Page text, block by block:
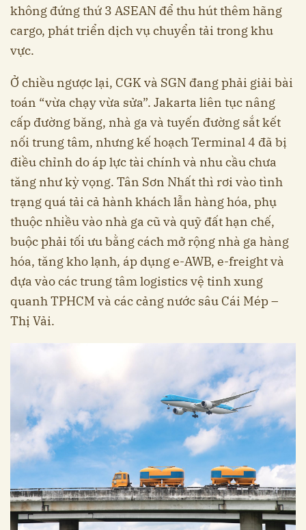
không đứng thứ 3 ASEAN để thu hút thêm hãng
cargo, phát triển dịch vụ chuyển tải trong khu
vực.
Ở chiều ngược lại, CGK và SGN đang phải giải bài
toán “vừa chạy vừa sửa”. Jakarta liên tục nâng
cấp đường băng, nhà ga và tuyến đường sắt kết
nối trung tâm, nhưng kế hoạch Terminal 4 đã bị
điều chỉnh do áp lực tài chính và nhu cầu chưa
tăng như kỳ vọng. Tân Sơn Nhất thì rơi vào tình
trạng quá tải cả hành khách lẫn hàng hóa, phụ
thuộc nhiều vào nhà ga cũ và quỹ đất hạn chế,
buộc phải tối ưu bằng cách mở rộng nhà ga hàng
hóa, tăng kho lạnh, áp dụng e-AWB, e-freight và
dựa vào các trung tâm logistics vệ tinh xung
quanh TPHCM và các cảng nước sâu Cái Mép –
Thị Vải.